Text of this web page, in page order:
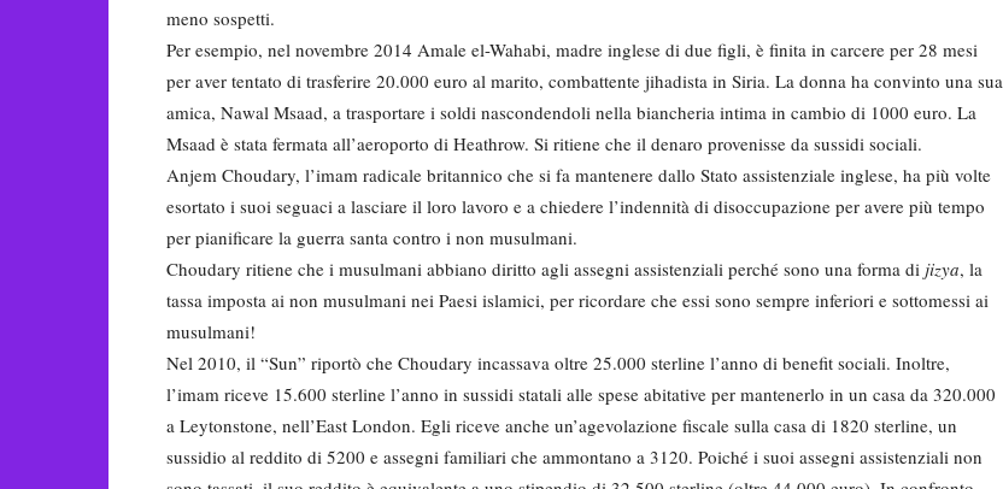
meno sospetti.
Per esempio, nel novembre 2014 Amale el-Wahabi, madre inglese di due figli, è finita in carcere per 28 mesi
per aver tentato di trasferire 20.000 euro al marito, combattente jihadista in Siria. La donna ha convinto una sua
amica, Nawal Msaad, a trasportare i soldi nascondendoli nella biancheria intima in cambio di 1000 euro. La
Msaad è stata fermata all’aeroporto di Heathrow. Si ritiene che il denaro provenisse da sussidi sociali.
Anjem Choudary, l’imam radicale britannico che si fa mantenere dallo Stato assistenziale inglese, ha più volte
esortato i suoi seguaci a lasciare il loro lavoro e a chiedere l’indennità di disoccupazione per avere più tempo
per pianificare la guerra santa contro i non musulmani.
Choudary ritiene che i musulmani abbiano diritto agli assegni assistenziali perché sono una forma di jizya, la
tassa imposta ai non musulmani nei Paesi islamici, per ricordare che essi sono sempre inferiori e sottomessi ai
musulmani!
Nel 2010, il “Sun” riportò che Choudary incassava oltre 25.000 sterline l’anno di benefit sociali. Inoltre,
l’imam riceve 15.600 sterline l’anno in sussidi statali alle spese abitative per mantenerlo in un casa da 320.000
a Leytonstone, nell’East London. Egli riceve anche un’agevolazione fiscale sulla casa di 1820 sterline, un
sussidio al reddito di 5200 e assegni familiari che ammontano a 3120. Poiché i suoi assegni assistenziali non